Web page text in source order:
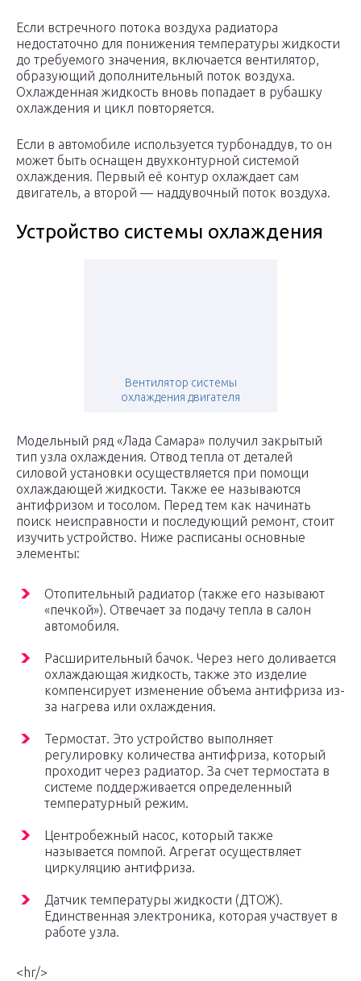
Если встречного потока воздуха радиатора
недостаточно для понижения температуры жидкости
до требуемого значения, включается вентилятор,
образующий дополнительный поток воздуха.
Охлажденная жидкость вновь попадает в рубашку
охлаждения и цикл повторяется.
Если в автомобиле используется турбонаддув, то он
может быть оснащен двухконтурной системой
охлаждения. Первый её контур охлаждает сам
двигатель, а второй — наддувочный поток воздуха.
Устройство системы охлаждения
Вентилятор системы
охлаждения двигателя
Модельный ряд «Лада Самара» получил закрытый
тип узла охлаждения. Отвод тепла от деталей
силовой установки осуществляется при помощи
охлаждающей жидкости. Также ее называются
антифризом и тосолом. Перед тем как начинать
поиск неисправности и последующий ремонт, стоит
изучить устройство. Ниже расписаны основные
элементы:
Отопительный радиатор (также его называют
«печкой»). Отвечает за подачу тепла в салон
автомобиля.
Расширительный бачок. Через него доливается
охлаждающая жидкость, также это изделие
компенсирует изменение объема антифриза из-
за нагрева или охлаждения.
Термостат. Это устройство выполняет
регулировку количества антифриза, который
проходит через радиатор. За счет термостата в
системе поддерживается определенный
температурный режим.
Центробежный насос, который также
называется помпой. Агрегат осуществляет
циркуляцию антифриза.
Датчик температуры жидкости (ДТОЖ).
Единственная электроника, которая участвует в
работе узла.
<hr/>